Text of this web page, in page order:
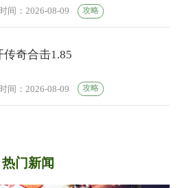
间：2026-08-09 攻略
传奇合击1.85
间：2026-08-09 攻略
热门新闻